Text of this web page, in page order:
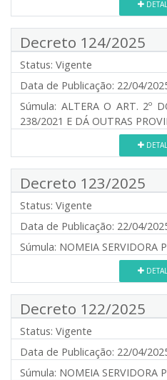
Decreto 124/2025
Status: Vigente
Data de Publicação: 22/04/
Súmula: ALTERA O ART. 2º
238/2021 E DÁ OUTRAS
Decreto 123/2025
Status: Vigente
Data de Publicação: 22/04/
Súmula: NOMEIA SERVIDORA
Decreto 122/2025
Status: Vigente
Data de Publicação: 22/04/
Súmula: NOMEIA SERVIDORA